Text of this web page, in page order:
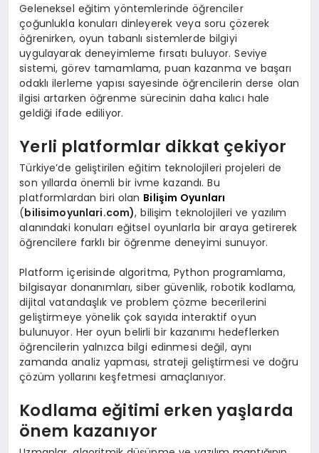
Geleneksel eğitim yöntemlerinde öğrenciler
çoğunlukla konuları dinleyerek veya soru çözerek
öğrenirken, oyun tabanlı sistemlerde bilgiyi
uygulayarak deneyimleme fırsatı buluyor. Seviye
sistemi, görev tamamlama, puan kazanma ve başarı
odaklı ilerleme yapısı sayesinde öğrencilerin derse olan
ilgisi artarken öğrenme sürecinin daha kalıcı hale
geldiği ifade ediliyor.
Yerli platformlar dikkat çekiyor
Türkiye’de geliştirilen eğitim teknolojileri projeleri de
son yıllarda önemli bir ivme kazandı. Bu
platformlardan biri olan Bilişim Oyunları
(bilisimoyunlari.com), bilişim teknolojileri ve yazılım
alanındaki konuları eğitsel oyunlarla bir araya getirerek
öğrencilere farklı bir öğrenme deneyimi sunuyor.
Platform içerisinde algoritma, Python programlama,
bilgisayar donanımları, siber güvenlik, robotik kodlama,
dijital vatandaşlık ve problem çözme becerilerini
geliştirmeye yönelik çok sayıda interaktif oyun
bulunuyor. Her oyun belirli bir kazanımı hedeflerken
öğrencilerin yalnızca bilgi edinmesi değil, aynı
zamanda analiz yapması, strateji geliştirmesi ve doğru
çözüm yollarını keşfetmesi amaçlanıyor.
Kodlama eğitimi erken yaşlarda
önem kazanıyor